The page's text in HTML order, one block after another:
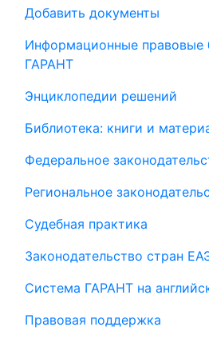
Добавить документы
Информационные правовые
ГАРАНТ
Энциклопедии решений
Библиотека: книги и
Федеральное
Региональное
Судебная практика
Законодательство стран
Система ГАРАНТ на
Правовая поддержка